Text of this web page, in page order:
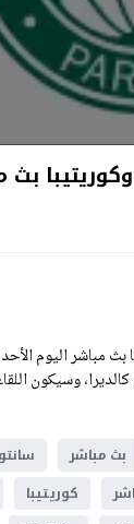
17-5-2026 قمة
بث مباشر
كوريتيبا